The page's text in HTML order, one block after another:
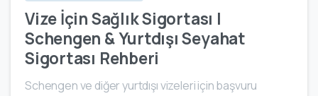
Vize İçin Sağlık Sigortası |
Schengen & Yurtdışı Seyahat
Sigortası Rehberi
Schengen ve diğer yurtdışı vizeleri için başvuru